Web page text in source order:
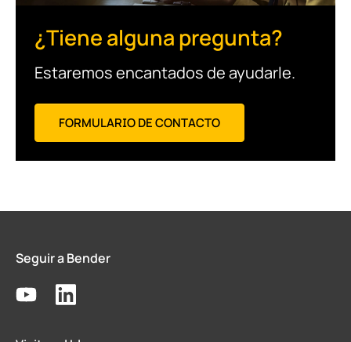
¿Tiene alguna pregunta?
Estaremos encantados de ayudarle.
FORMULARIO DE CONTACTO
Seguir a Bender